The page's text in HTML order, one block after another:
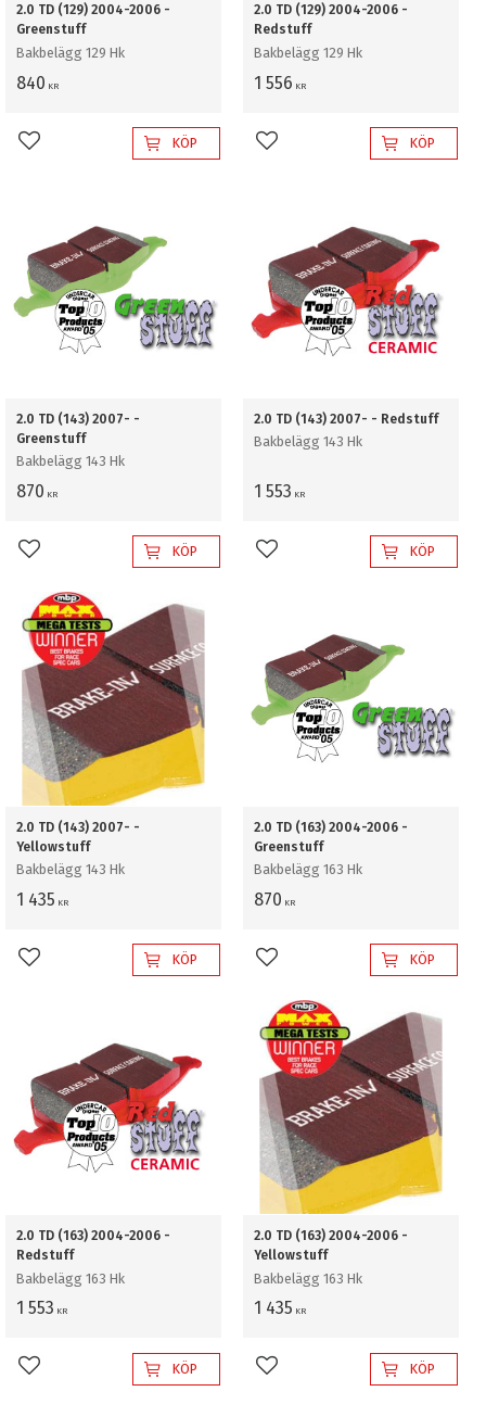
2.0 TD (129) 2004-2006 -
Greenstuff
Bakbelägg 129 Hk
840 KR
Lägg till i favoriterKÖP
2.0 TD (129) 2004-2006 -
Redstuff
Bakbelägg 129 Hk
1 556 KR
Lägg till i favoriterKÖP
2.0 TD (143) 2007- -
Greenstuff
Bakbelägg 143 Hk
870 KR
Lägg till i favoriterKÖP
2.0 TD (143) 2007- - Redstuff
Bakbelägg 143 Hk
1 553 KR
Lägg till i favoriterKÖP
2.0 TD (143) 2007- -
Yellowstuff
Bakbelägg 143 Hk
1 435 KR
Lägg till i favoriterKÖP
2.0 TD (163) 2004-2006 -
Greenstuff
Bakbelägg 163 Hk
870 KR
Lägg till i favoriterKÖP
2.0 TD (163) 2004-2006 -
Redstuff
Bakbelägg 163 Hk
1 553 KR
Lägg till i favoriterKÖP
2.0 TD (163) 2004-2006 -
Yellowstuff
Bakbelägg 163 Hk
1 435 KR
Lägg till i favoriterKÖP